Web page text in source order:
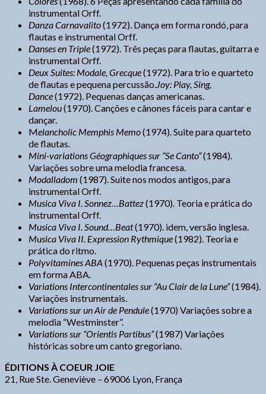
instrumental Orff.
Danza Carnavalito(1972). Dança em forma rondó, para
flautas e instrumental Orff.
Danses en Triple(1972). Três peças para flautas, guitarra e
instrumental Orff.
Deux Suites: Modale, Grecque(1972). Para trio e quarteto
de flautas e pequena percussão.Joy: Play, Sing,
Dance(1972). Pequenas danças americanas.
Lamelou(1970). Canções e cânones fáceis para cantar e
dançar.
Melancholic Memphis Memo(1974). Suite para quarteto
de flautas.
Mini-variations Géographiques sur “Se Canto”(1984).
Variações sobre uma melodia francesa.
Modalladom (1987). Suite nos modos antigos, para
instrumental Orff.
Musica Viva I. Sonnez…Battez(1970). Teoria e prática do
instrumental Orff.
Musica Viva I. Sound…Beat(1970). idem, versão inglesa.
Musica Viva II. Expression Rythmique(1982). Teoria e
prática do ritmo.
Polyvitamines ABA (1970). Pequenas peças instrumentais
em forma ABA.
Variations Intercontinentales sur “Au Clair de la Lune”(1984).
Variações instrumentais.
Variations sur un Air de Pendule(1970) Variações sobre a
melodia “Westminster”.
Variations sur “Orientis Partibus”(1987) Variações
históricas sobre um canto gregoriano.
ÉDITIONS À COEUR JOIE
21, Rue Ste. Geneviève – 69006 Lyon, França